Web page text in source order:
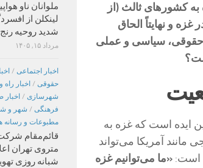
به کشورهای ثالث (از
و نهایتاً الحاق
حقوقی، سیاسی و عملی
ایده است که غزه به
مانند آمریکا می‌تواند
است: «ما می‌توانیم غزه
ملوانان ناو
لینکلن از
شدید روحیه
مرداد ۱۵, ۱۴۰۵
اخبار اجتماعی /
حقوقی / اخبار راه
شهرسازی /
فرهنگی / شهر و
مطبوعات و رسانه
قائم‌مقام
متروی تهران
شبانه روزی